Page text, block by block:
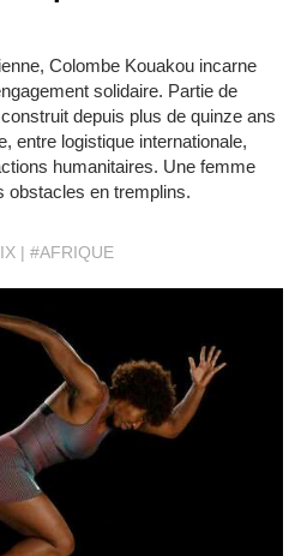
Colombe Kouakou incarne
solidaire. Partie de
depuis plus de quinze ans
entre logistique internationale,
humanitaires. Une femme
obstacles en tremplins.
#AFRIQUE